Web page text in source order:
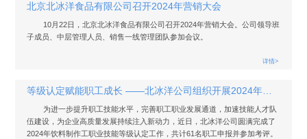
北京北冰洋食品有限公司召开2024年营销大会
10月22日，北京北冰洋食品有限公司召开2024年营销大会。公司领导班
子成员、中层管理人员、销售一线管理团队参加会议。
详情>
等级认定赋能职工成长 ——北冰洋公司组织开展2024年职业等级认定工作
为进一步提升职工技能水平，完善职工职业发展通道，加速技能人才队
伍建设，为企业高质量发展持续注入新动力，近日，北冰洋公司圆满完成了
2024年饮料制作工职业技能等级认定工作，共计61名职工申报并参加考评。